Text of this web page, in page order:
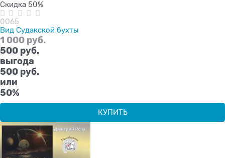
Скидка 50%
0065
Вид Судакской бухты
1 000 руб.
500 руб.
выгода
500 руб.
или
50%
КУПИТЬ